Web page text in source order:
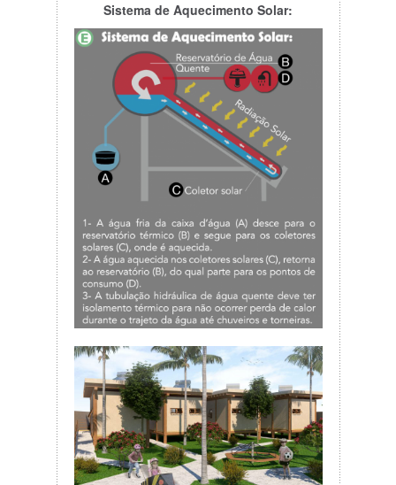
Sistema de Aquecimento Solar: